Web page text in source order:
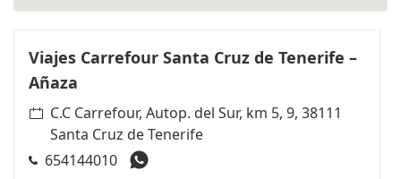
Viajes Carrefour Santa Cruz de Tenerife –
Añaza
C.C Carrefour, Autop. del Sur, km 5, 9, 38111
Santa Cruz de Tenerife
654144010